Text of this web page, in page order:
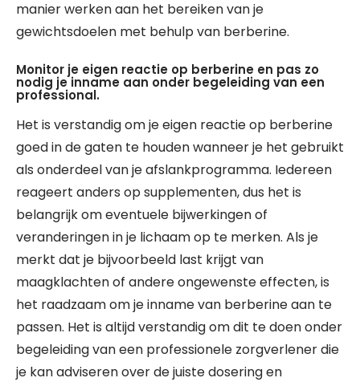
manier werken aan het bereiken van je
gewichtsdoelen met behulp van berberine.
Monitor je eigen reactie op berberine en pas zo
nodig je inname aan onder begeleiding van een
professional.
Het is verstandig om je eigen reactie op berberine
goed in de gaten te houden wanneer je het gebruikt
als onderdeel van je afslankprogramma. Iedereen
reageert anders op supplementen, dus het is
belangrijk om eventuele bijwerkingen of
veranderingen in je lichaam op te merken. Als je
merkt dat je bijvoorbeeld last krijgt van
maagklachten of andere ongewenste effecten, is
het raadzaam om je inname van berberine aan te
passen. Het is altijd verstandig om dit te doen onder
begeleiding van een professionele zorgverlener die
je kan adviseren over de juiste dosering en